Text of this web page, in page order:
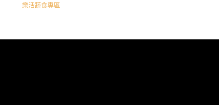
樂活蔬食專區